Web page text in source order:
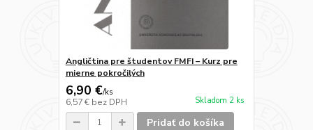
Angličtina pre študentov FMFI – Kurz pre
mierne pokročilých
6,90 €/ks
6,57 € bez DPH Skladom 2 ks
Pridať do košíka